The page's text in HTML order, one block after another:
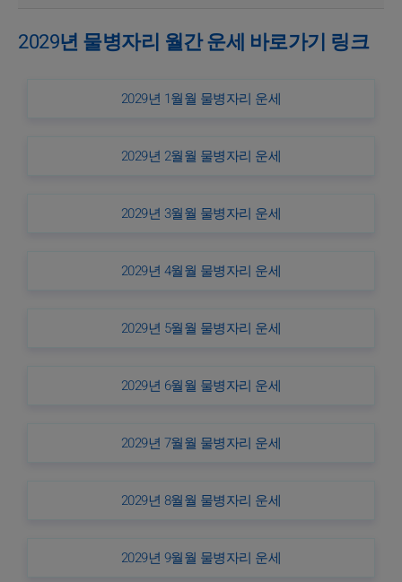
2029년 물병자리 월간 운세 바로가기 링크
2029년 1월월 물병자리 운세
2029년 2월월 물병자리 운세
2029년 3월월 물병자리 운세
2029년 4월월 물병자리 운세
2029년 5월월 물병자리 운세
2029년 6월월 물병자리 운세
2029년 7월월 물병자리 운세
2029년 8월월 물병자리 운세
2029년 9월월 물병자리 운세